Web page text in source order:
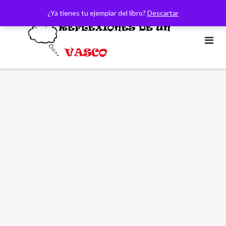
¿Ya tienes tu ejemplar del libro? Descartar
contenido